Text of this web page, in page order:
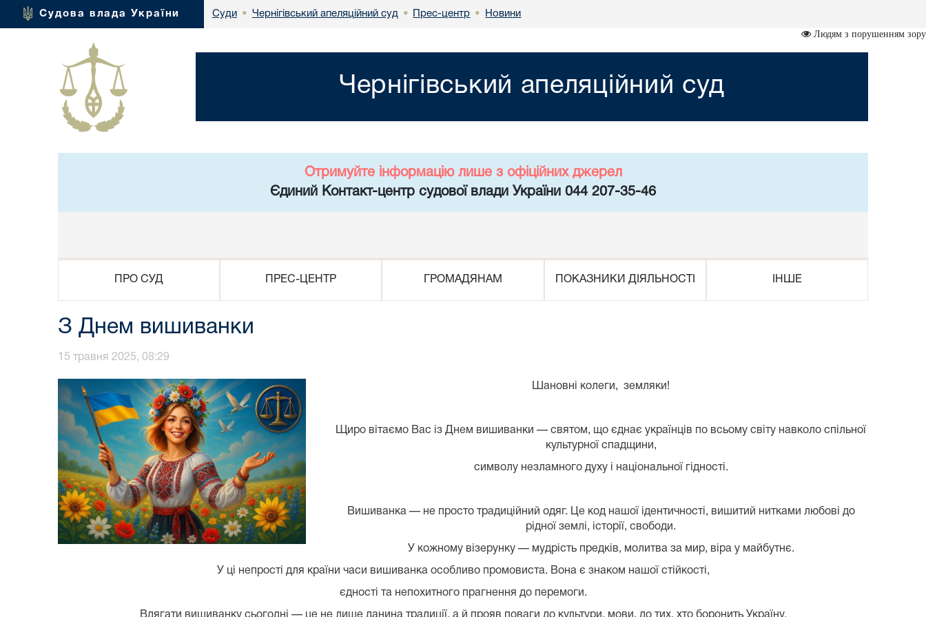
Судова влада України Суди • Чернігівський апеляційний суд • Прес-центр • Новини
Людям з порушенням зору
Чернігівський апеляційний суд
Отримуйте інформацію лише з офіційних джерел
Єдиний Контакт-центр судової влади України 044 207-35-46
ПРО СУД ПРЕС-ЦЕНТР ГРОМАДЯНАМ ПОКАЗНИКИ ДІЯЛЬНОСТІ ІНШЕ
З Днем вишиванки
15 травня 2025, 08:29
Шановні колеги, земляки!
Щиро вітаємо Вас із Днем вишиванки — святом, що єднає українців по всьому світу навколо спільної
культурної спадщини,
символу незламного духу і національної гідності.
Вишиванка — не просто традиційний одяг. Це код нашої ідентичності, вишитий нитками любові до
рідної землі, історії, свободи.
У кожному візерунку — мудрість предків, молитва за мир, віра у майбутнє.
У ці непрості для країни часи вишиванка особливо промовиста. Вона є знаком нашої стійкості,
єдності та непохитного прагнення до перемоги.
Вдягати вишиванку сьогодні — це не лише данина традиції, а й прояв поваги до культури, мови, до тих, хто боронить Україну.